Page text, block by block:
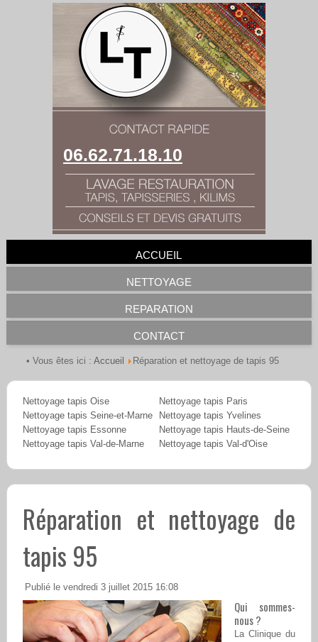
06.62.71.18.10
ACCUEIL
NETTOYAGE
REPARATION
CONTACT
• Vous êtes ici : Accueil Réparation et nettoyage de tapis 95
Nettoyage tapis Oise
Nettoyage tapis Paris
Nettoyage tapis Seine-et-Marne
Nettoyage tapis Yvelines
Nettoyage tapis Essonne
Nettoyage tapis Hauts-de-Seine
Nettoyage tapis Val-de-Marne
Nettoyage tapis Val-d'Oise
Réparation et nettoyage de
tapis 95
Publié le vendredi 3 juillet 2015 16:08
Qui sommes-
nous ?
La Clinique du